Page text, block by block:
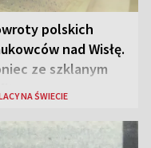
polskich
nad Wisłę.
ze szklanym
NA ŚWIECIE